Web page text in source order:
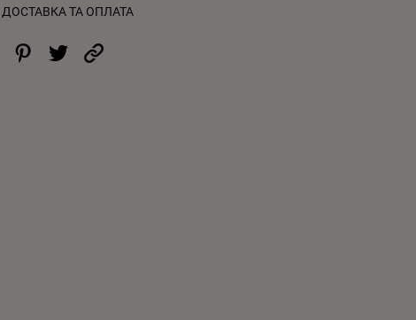
ДОСТАВКА ТА ОПЛАТА